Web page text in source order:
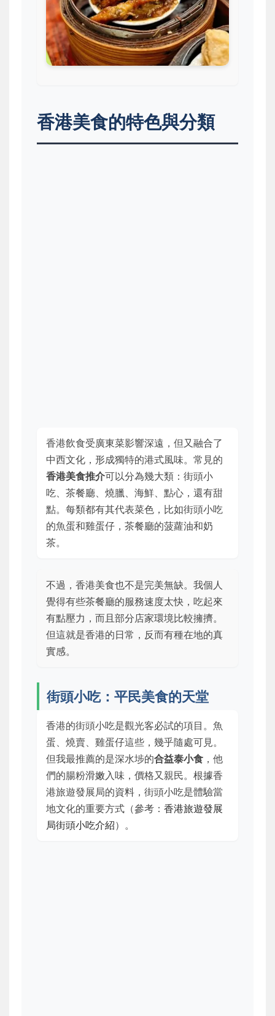
香港美食的特色與分類
香港飲食受廣東菜影響深遠，但又融合了
中西文化，形成獨特的港式風味。常見的
香港美食推介可以分為幾大類：街頭小
吃、茶餐廳、燒臘、海鮮、點心，還有甜
點。每類都有其代表菜色，比如街頭小吃
的魚蛋和雞蛋仔，茶餐廳的菠蘿油和奶
茶。
不過，香港美食也不是完美無缺。我個人
覺得有些茶餐廳的服務速度太快，吃起來
有點壓力，而且部分店家環境比較擁擠。
但這就是香港的日常，反而有種在地的真
實感。
街頭小吃：平民美食的天堂
香港的街頭小吃是觀光客必試的項目。魚
蛋、燒賣、雞蛋仔這些，幾乎隨處可見。
但我最推薦的是深水埗的合益泰小食 ，他
們的腸粉滑嫩入味，價格又親民。根據香
港旅遊發展局的資料，街頭小吃是體驗當
地文化的重要方式（參考： 香港旅遊發展
局街頭小吃介紹）。